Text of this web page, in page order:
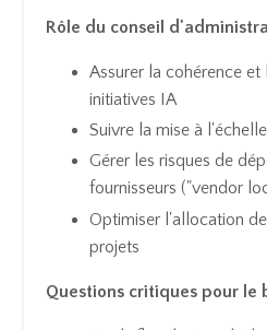
Rôle du conseil
Assurer la cohérence
initiatives IA
Suivre la mise à
Gérer les risques de
fournisseurs ("vendor
Optimiser l'allocation
projets
Questions critiques pour le